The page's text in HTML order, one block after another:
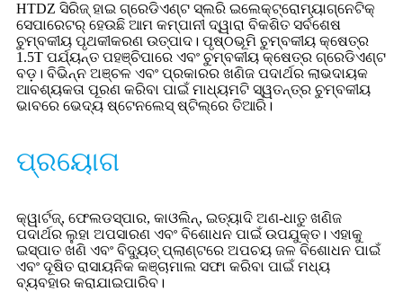
HTDZ ସିରିଜ୍ ହାଇ ଗ୍ରେଡିଏଣ୍ଟ ସ୍ଲରି ଇଲେକ୍ଟ୍ରୋମ୍ୟାଗ୍ନେଟିକ୍
ସେପାରେଟର୍ ହେଉଛି ଆମ କମ୍ପାନୀ ଦ୍ୱାରା ବିକଶିତ ସର୍ବଶେଷ
ଚୁମ୍ବକୀୟ ପୃଥକୀକରଣ ଉତ୍ପାଦ। ପୃଷ୍ଠଭୂମି ଚୁମ୍ବକୀୟ କ୍ଷେତ୍ର
1.5T ପର୍ଯ୍ୟନ୍ତ ପହଞ୍ଚିପାରେ ଏବଂ ଚୁମ୍ବକୀୟ କ୍ଷେତ୍ର ଗ୍ରେଡିଏଣ୍ଟ
ବଡ଼। ବିଭିନ୍ନ ଅଞ୍ଚଳ ଏବଂ ପ୍ରକାରର ଖଣିଜ ପଦାର୍ଥର ଲାଭଦାୟକ
ଆବଶ୍ୟକତା ପୂରଣ କରିବା ପାଇଁ ମାଧ୍ୟମଟି ସ୍ୱତନ୍ତ୍ର ଚୁମ୍ବକୀୟ
ଭାବରେ ଭେଦ୍ୟ ଷ୍ଟେନଲେସ୍ ଷ୍ଟିଲ୍‌ରେ ତିଆରି।
ପ୍ରୟୋଗ
କ୍ୱାର୍ଟଜ୍, ଫେଲଡସ୍ପାର, କାଓଲିନ୍, ଇତ୍ୟାଦି ଅଣ-ଧାତୁ ଖଣିଜ
ପଦାର୍ଥର ଲୁହା ଅପସାରଣ ଏବଂ ବିଶୋଧନ ପାଇଁ ଉପଯୁକ୍ତ। ଏହାକୁ
ଇସ୍ପାତ ଖଣି ଏବଂ ବିଦ୍ୟୁତ୍ ପ୍ଲାଣ୍ଟରେ ଅପଚୟ ଜଳ ବିଶୋଧନ ପାଇଁ
ଏବଂ ଦୂଷିତ ରାସାୟନିକ କଞ୍ଚାମାଲ ସଫା କରିବା ପାଇଁ ମଧ୍ୟ
ବ୍ୟବହାର କରାଯାଇପାରିବ।